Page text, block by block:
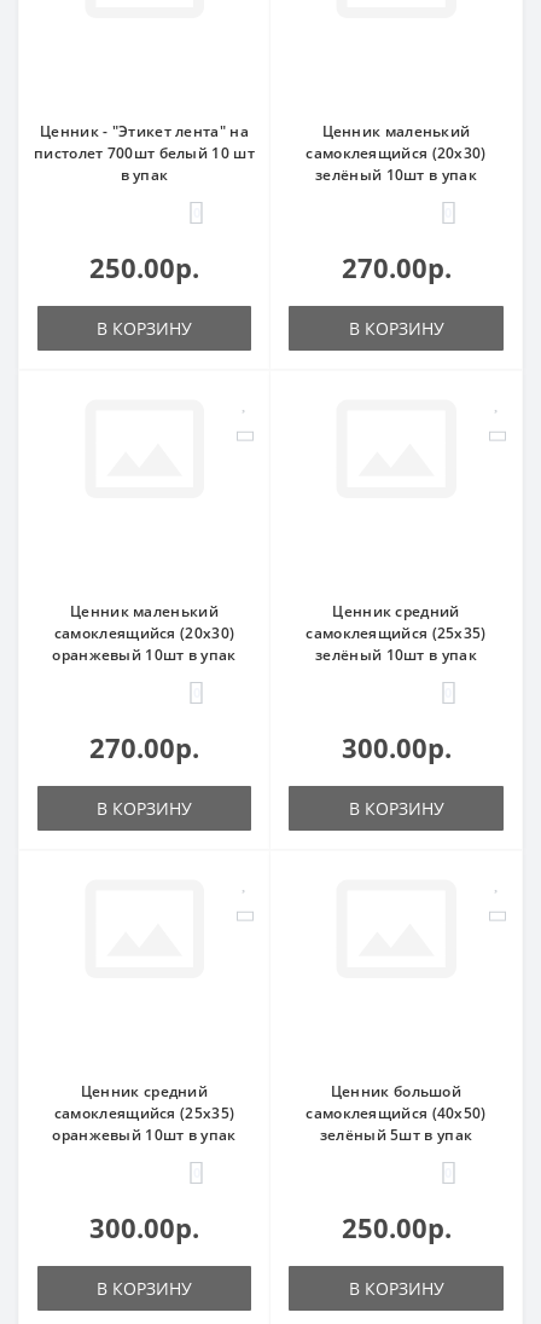
Ценник - "Этикет лента" на
пистолет 700шт белый 10 шт
в упак
250.00р.
В КОРЗИНУ
Ценник маленький
самоклеящийся (20х30)
зелёный 10шт в упак
270.00р.
В КОРЗИНУ
Ценник маленький
самоклеящийся (20х30)
оранжевый 10шт в упак
270.00р.
В КОРЗИНУ
Ценник средний
самоклеящийся (25х35)
зелёный 10шт в упак
300.00р.
В КОРЗИНУ
Ценник средний
самоклеящийся (25х35)
оранжевый 10шт в упак
300.00р.
В КОРЗИНУ
Ценник большой
самоклеящийся (40х50)
зелёный 5шт в упак
250.00р.
В КОРЗИНУ